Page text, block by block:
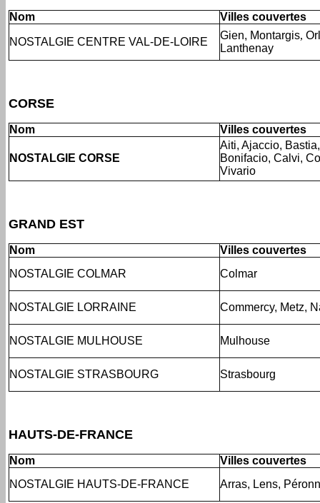
Nom Villes couvertes
NOSTALGIE CENTRE VAL-DE-LOIRE
Gien, Montargis,
Lanthenay
CORSE
Nom Villes couvertes
NOSTALGIE CORSE
Aiti, Ajaccio,
Bonifacio, Calvi,
Vivario
GRAND EST
Nom
Villes couvertes
NOSTALGIE COLMAR
Colmar
NOSTALGIE LORRAINE Commercy, Metz,
NOSTALGIE MULHOUSE Mulhouse
NOSTALGIE STRASBOURG Strasbourg
HAUTS-DE-FRANCE
Nom
Villes couvertes
NOSTALGIE HAUTS-DE-FRANCE
Arras, Lens,